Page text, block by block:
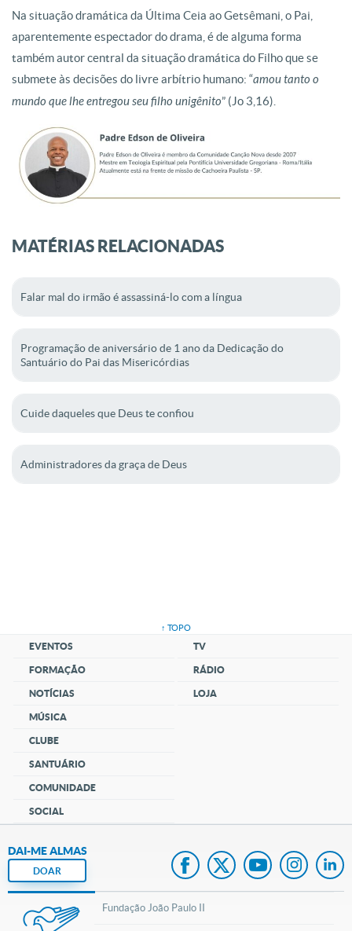
Na situação dramática da Última Ceia ao Getsêmani, o Pai,
aparentemente espectador do drama, é de alguma forma
também autor central da situação dramática do Filho que se
submete às decisões do livre arbítrio humano: “amou tanto o
mundo que lhe entregou seu filho unigênito” (Jo 3,16).
MATÉRIAS RELACIONADAS
Falar mal do irmão é assassiná-lo com a língua
Programação de aniversário de 1 ano da Dedicação do
Santuário do Pai das Misericórdias
Cuide daqueles que Deus te confiou
Administradores da graça de Deus
↑ TOPO
EVENTOS
FORMAÇÃO
NOTÍCIAS
MÚSICA
CLUBE
SANTUÁRIO
COMUNIDADE
SOCIAL
TV
RÁDIO
LOJA
DAI-ME ALMAS
DOAR
Fundação João Paulo II